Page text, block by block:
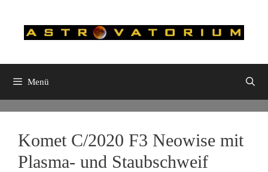
springen
Menü
Komet C/2020 F3 Neowise mit
Plasma- und Staubschweif